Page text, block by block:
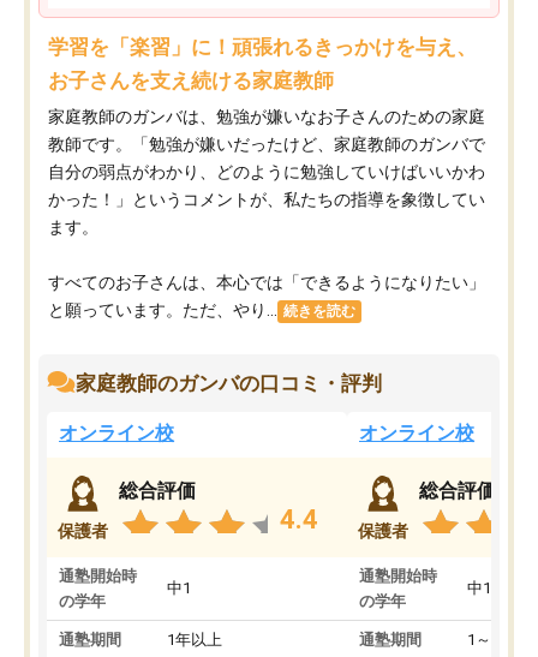
学習を「楽習」に！頑張れるきっかけを与え、
お子さんを支え続ける家庭教師
家庭教師のガンバは、勉強が嫌いなお子さんのための家庭
教師です。「勉強が嫌いだったけど、家庭教師のガンバで
自分の弱点がわかり、どのように勉強していけばいいかわ
かった！」というコメントが、私たちの指導を象徴してい
ます。
すべてのお子さんは、本心では「できるようになりたい」
と願っています。ただ、やり...
続きを読む
家庭教師のガンバの口コミ・評判
オンライン校
保護者
総合評価
4.4
通塾開始時
の学年
中1
通塾期間 1年以上
オンライン校
保護者
総合評価
通塾開始時
の学年
中1
通塾期間 1～3ヵ月